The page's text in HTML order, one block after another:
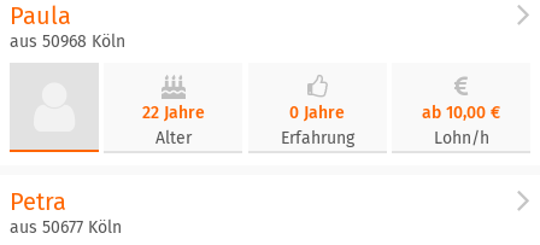
Paula
aus 50968 Köln
22 Jahre
Alter
0 Jahre
Erfahrung
ab 10,00 €
Lohn/h
Petra
aus 50677 Köln